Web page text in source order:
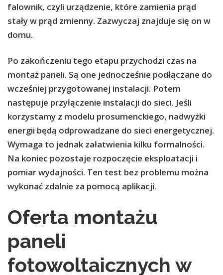
falownik, czyli urządzenie, które zamienia prąd
stały w prąd zmienny. Zazwyczaj znajduje się on w
domu.
Po zakończeniu tego etapu przychodzi czas na
montaż paneli. Są one jednocześnie podłączane do
wcześniej przygotowanej instalacji. Potem
następuje przyłączenie instalacji do sieci. Jeśli
korzystamy z modelu prosumenckiego, nadwyżki
energii będą odprowadzane do sieci energetycznej.
Wymaga to jednak załatwienia kilku formalności.
Na koniec pozostaje rozpoczęcie eksploatacji i
pomiar wydajności. Ten test bez problemu można
wykonać zdalnie za pomocą aplikacji.
Oferta montażu
paneli
fotowoltaicznych w